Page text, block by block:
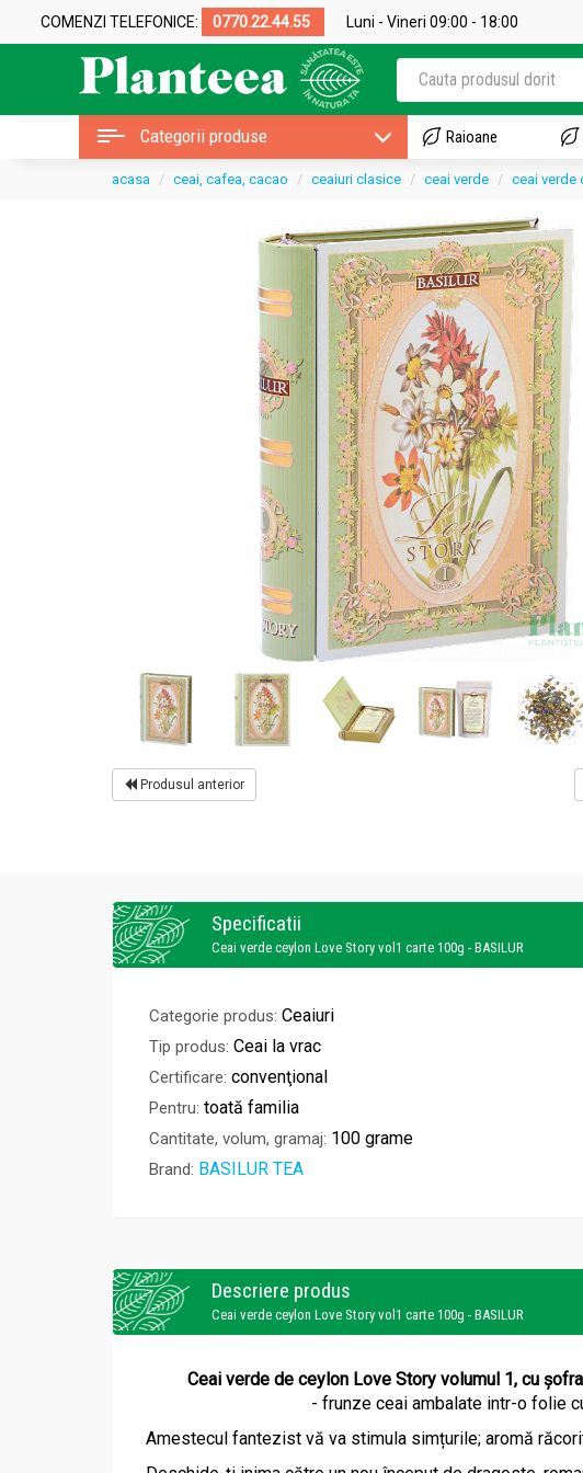
COMENZI TELEFONICE: 0770.22.44.55 Luni - Vineri 09:00 - 18:00
Categorii produse Raioane
acasa ceai, cafea, cacao ceaiuri clasice ceai verde ceai verde
Produsul anterior
Specificatii
Ceai verde ceylon Love Story vol1 carte 100g - BASILUR
Categorie produs: Ceaiuri
Tip produs: Ceai la vrac
Certificare: convenţional
Pentru: toată familia
Cantitate, volum, gramaj: 100 grame
Brand: BASILUR TEA
Descriere produs
Ceai verde ceylon Love Story vol1 carte 100g - BASILUR
Ceai verde de ceylon Love Story volumul 1, cu
- frunze ceai ambalate intr-o folie
Amestecul fantezist vă va stimula simțurile; aromă